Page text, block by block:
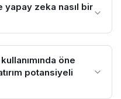
yapay zeka nasıl bir
öne
potansiyeli